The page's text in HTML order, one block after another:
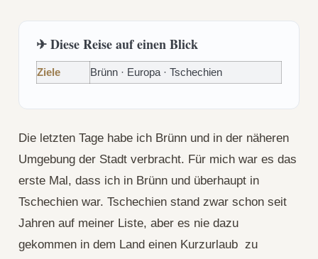
✈ Diese Reise auf einen Blick
Ziele Brünn · Europa · Tschechien
Die letzten Tage habe ich Brünn und in der näheren
Umgebung der Stadt verbracht. Für mich war es das
erste Mal, dass ich in Brünn und überhaupt in
Tschechien war. Tschechien stand zwar schon seit
Jahren auf meiner Liste, aber es nie dazu
gekommen in dem Land einen Kurzurlaub zu